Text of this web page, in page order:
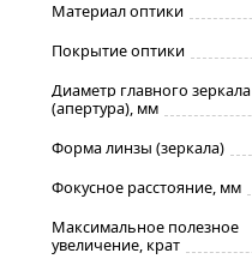
Материал оптики
Покрытие оптики
Диаметр главного зеркала
(апертура), мм
Форма линзы (зеркала)
Фокусное расстояние, мм
Максимальное полезное
увеличение, крат